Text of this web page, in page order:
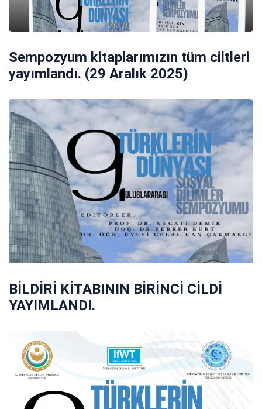
Sempozyum kitaplarımızın tüm ciltleri
yayımlandı. (29 Aralık 2025)
BİLDİRİ KİTABININ BİRİNCİ CİLDİ
YAYIMLANDI.